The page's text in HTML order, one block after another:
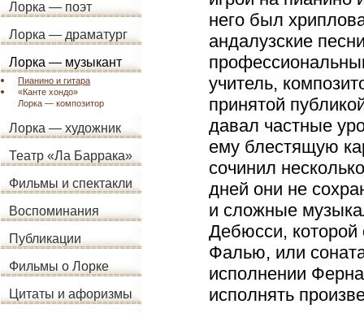
Лорка — поэт
Лорка — драматург
Лорка — музыкант
Пианино и гитара
«Канте хондо»
Лорка — композитор
Лорка — художник
Театр «Ла Баррака»
Фильмы и спектакли
Воспоминания
Публикации
Фильмы о Лорке
Цитаты и афоризмы
него был
андалузские
учитель,
принятой
давал частные
ему блестящую
сочинил
дней они не
и сложные
Дебюсси, которой
Фалью, или
исполнении
исполнять